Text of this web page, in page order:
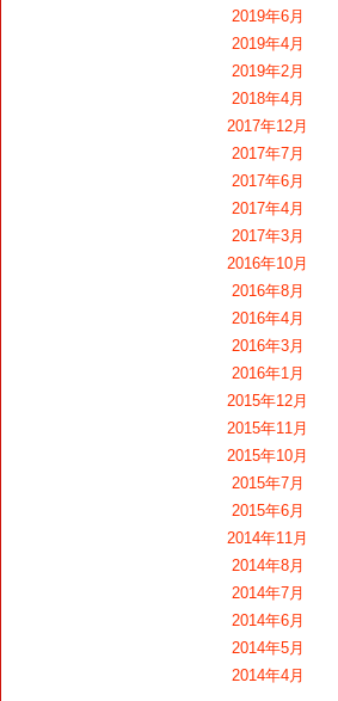
2019年6月
2019年4月
2019年2月
2018年4月
2017年12月
2017年7月
2017年6月
2017年4月
2017年3月
2016年10月
2016年8月
2016年4月
2016年3月
2016年1月
2015年12月
2015年11月
2015年10月
2015年7月
2015年6月
2014年11月
2014年8月
2014年7月
2014年6月
2014年5月
2014年4月